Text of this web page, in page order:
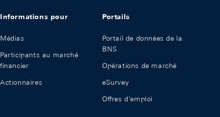
Informations pour
Médias
Participants au marché
financier
Actionnaires
Portails
Portail de données de la
BNS
Opérations de marché
eSurvey
Offres d'emploi